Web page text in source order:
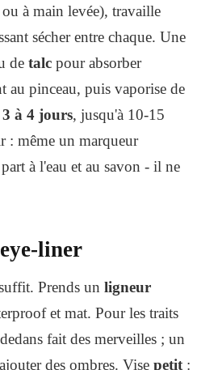
à main levée), travaille
sécher entre chaque. Une
de talc pour absorber
au pinceau, puis vaporise de
3 à 4 jours, jusqu'à 10-15
: même un marqueur
à l'eau et au savon - il ne
liner
Prends un ligneur
et mat. Pour les traits
fait des merveilles ; un
des ombres. Vise petit :